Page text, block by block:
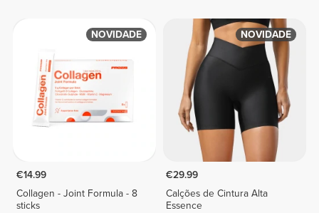
NOVIDADE
€14.99
Collagen - Joint Formula - 8
sticks
NOVIDADE
€29.99
Calções de Cintura Alta
Essence